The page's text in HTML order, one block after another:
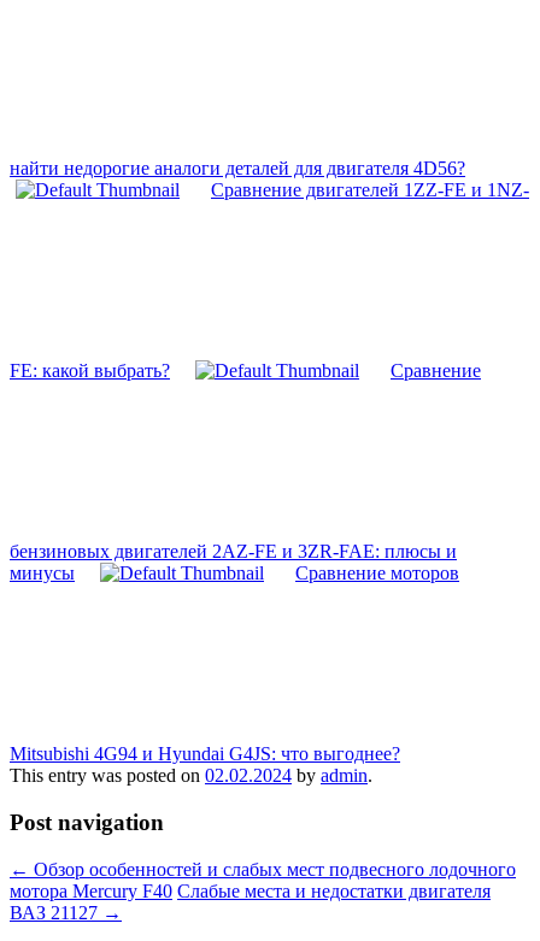
найти недорогие аналоги деталей для двигателя 4D56?
Сравнение двигателей 1ZZ-FE и 1NZ-
FE: какой выбрать? Сравнение
бензиновых двигателей 2AZ-FE и 3ZR-FAE: плюсы и
минусы
Сравнение моторов
Mitsubishi 4G94 и Hyundai G4JS: что выгоднее?
This entry was posted on 02.02.2024 by admin.
Post navigation
← Обзор особенностей и слабых мест подвесного лодочного
мотора Mercury F40 Слабые места и недостатки двигателя
ВАЗ 21127 →